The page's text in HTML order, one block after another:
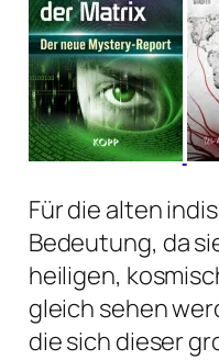
Für die alten
Bedeutung, da
heiligen,
gleich sehen
die sich dieser